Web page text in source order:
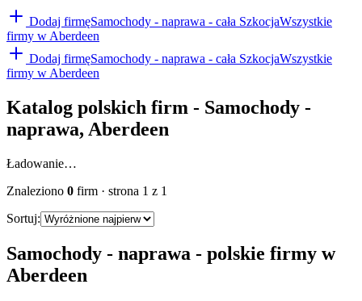
Dodaj firmęSamochody - naprawa - cała SzkocjaWszystkie
firmy w Aberdeen
Dodaj firmęSamochody - naprawa - cała SzkocjaWszystkie
firmy w Aberdeen
Katalog polskich firm - Samochody -
naprawa, Aberdeen
Ładowanie…
Znaleziono 0 firm · strona 1 z 1
Sortuj:
Samochody - naprawa - polskie firmy w
Aberdeen